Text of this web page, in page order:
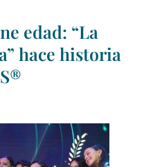
edad: “La
hace historia